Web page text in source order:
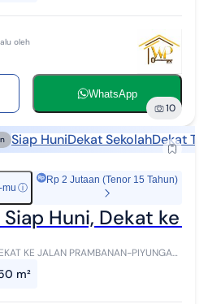
oleh
WhatsApp
10
Siap HuniDekat SekolahDekat
ⓘ
Rp 2 Jutaan (Tenor 15 Tahun)
Siap Huni, Dekat ke
KE JALAN PRAMBANAN-PIYUNGAN
Kab.Bantul, Yogyakarta Info &
m²